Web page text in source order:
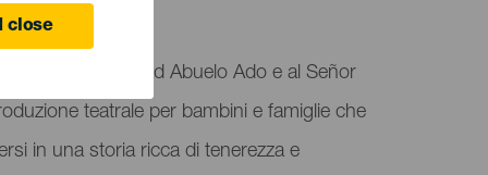
close
dà il benvenuto ad Abuelo Ado e al Señor
teatrale per bambini e famiglie che
in una storia ricca di tenerezza e